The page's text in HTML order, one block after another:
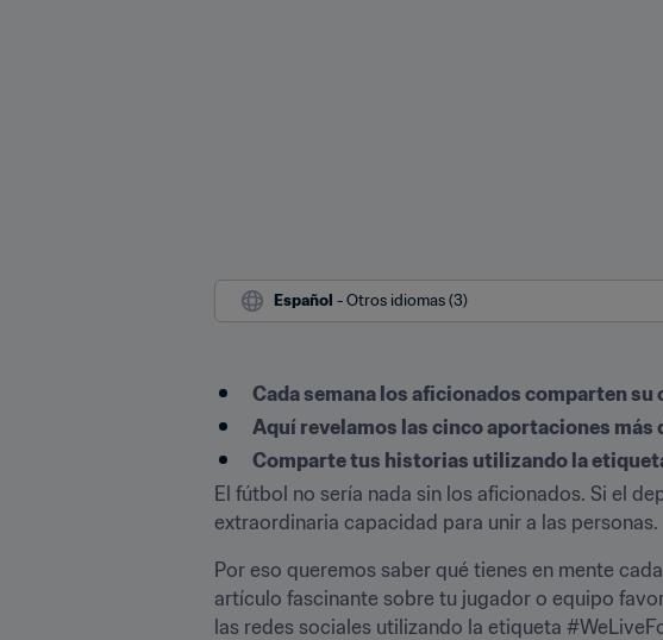
Español - Otros idiomas (3)
Cada semana los aficionados comparten
Aquí revelamos las cinco aportaciones más
Comparte tus historias utilizando la
El fútbol no sería nada sin los aficionados. Si el
extraordinaria capacidad para unir a las personas.
Por eso queremos saber qué tienes en mente
artículo fascinante sobre tu jugador o equipo
las redes sociales utilizando la etiqueta